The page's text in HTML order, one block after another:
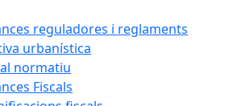
reguladores i reglaments
urbanística
normatiu
Fiscals